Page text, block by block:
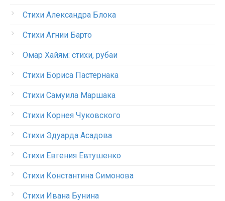
Стихи Александра Блока
Стихи Агнии Барто
Омар Хайям: стихи, рубаи
Стихи Бориса Пастернака
Стихи Самуила Маршака
Стихи Корнея Чуковского
Стихи Эдуарда Асадова
Стихи Евгения Евтушенко
Стихи Константина Симонова
Стихи Ивана Бунина